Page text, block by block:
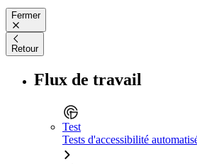
Fermer
Retour
Flux de travail
Test
Tests d'accessibilité